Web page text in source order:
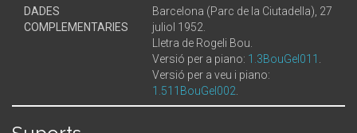
DADES
COMPLEMENTARIES
Barcelona (Parc de la Ciutadella), 27
juliol 1952.
Lletra de Rogeli Bou.
Versió per a piano: 1.3BouGel011
Versió per a veu i piano:
1.511BouGel002